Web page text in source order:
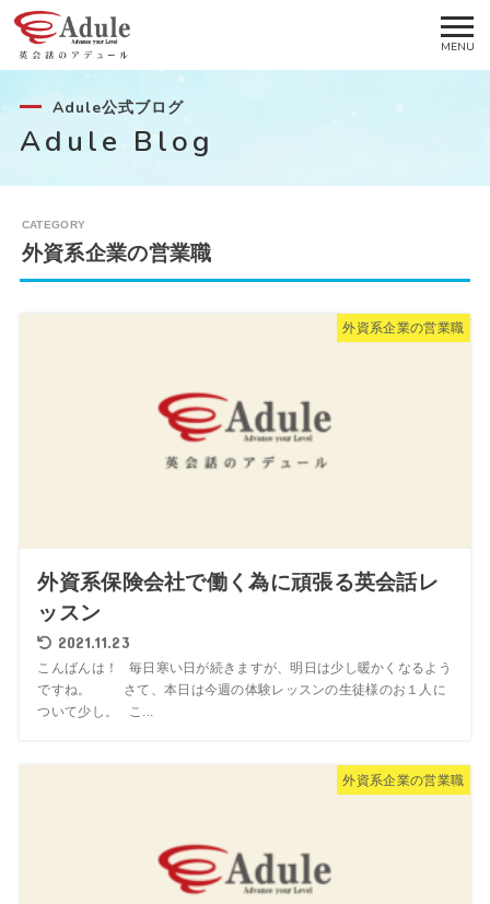
Adule公式ブログ
Adule Blog
外資系企業の営業職
外資系企業の営業職
外資系保険会社で働く為に頑張る英会話レ
ッスン
2021.11.23
こんばんは！ 毎日寒い日が続きますが、明日は少し暖かくなるよう
ですね。 さて、本日は今週の体験レッスンの生徒様のお１人に
ついて少し。 こ...
外資系企業の営業職